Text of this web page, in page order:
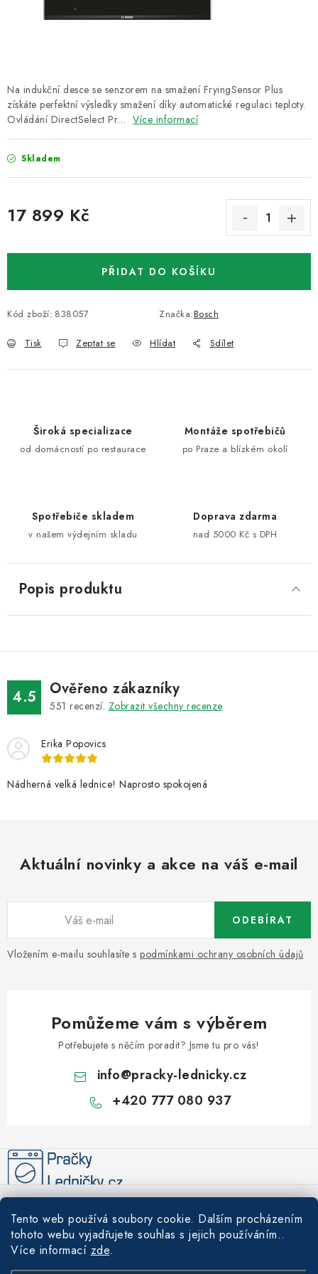
Tento web používá soubory cookie. Dalším procházením
tohoto webu vyjadřujete souhlas s jejich používáním..
Více informací zde.
Na indukční desce se senzorem na smažení FryingSensor Plus
získáte perfektní výsledky smažení díky automatické regulaci teploty.
Ovládání DirectSelect Pr… Více informací
Skladem
17 899 Kč
PŘIDAT DO KOŠÍKU
Kód zboží: 838057 Značka:Bosch
Tisk Zeptat se Hlídat Sdílet
Široká specializace
od domácností po restaurace
Montáže spotřebičů
po Praze a blízkém okolí
Spotřebiče skladem
v našem výdejním skladu
Doprava zdarma
nad 5000 Kč s DPH
Popis produktu
4.5 Ověřeno zákazníky
551 recenzí. Zobrazit všechny recenze
Erika Popovics
Nádherná velká lednice! Naprosto spokojená
Aktuální novinky a akce na váš e-mail
Vložením e-mailu souhlasíte s podmínkami ochrany osobních údajů
ODEBÍRAT
Pomůžeme vám s výběrem
Potřebujete s něčím poradit? Jsme tu pro vás!
info@pracky-lednicky.cz
+420 777 080 937
á
a
Recenze
Akce
Tipy a rady
Údržba a čištění praček a lednic – prodlužte životnost svých